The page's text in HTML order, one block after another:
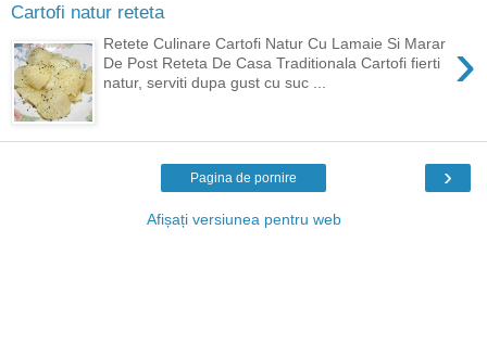
Cartofi natur reteta
›
Retete Culinare Cartofi Natur Cu Lamaie Si Marar
De Post Reteta De Casa Traditionala Cartofi fierti
natur, serviti dupa gust cu suc ...
›
Pagina de pornire
Afișați versiunea pentru web